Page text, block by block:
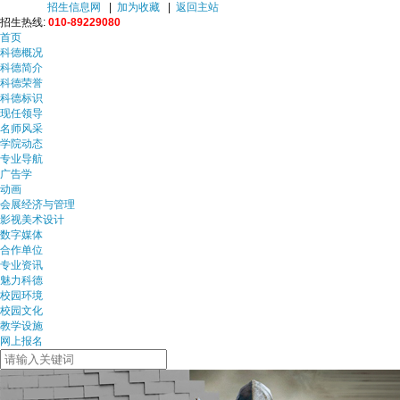
招生信息网 加为收藏
返回主站
招生热线: 010-89229080
首页
科德概况
科德简介
科德荣誉
科德标识
现任领导
名师风采
学院动态
专业导航
广告学
动画
会展经济与管理
影视美术设计
数字媒体
合作单位
专业资讯
魅力科德
校园环境
校园文化
教学设施
网上报名